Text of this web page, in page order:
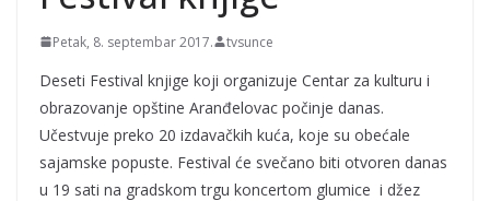
Petak, 8. septembar 2017. tvsunce
Deseti Festival knjige koji organizuje Centar za kulturu i
obrazovanje opštine Aranđelovac počinje danas.
Učestvuje preko 20 izdavačkih kuća, koje su obećale
sajamske popuste. Festival će svečano biti otvoren danas
u 19 sati na gradskom trgu koncertom glumice i džez